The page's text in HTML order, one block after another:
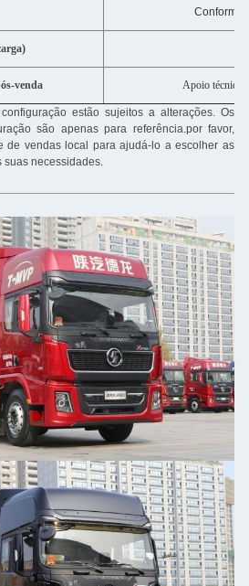
Conforme
venda Apoio técnico
estão sujeitos a alterações. Os
são apenas para referência.por favor,
de vendas local para ajudá-lo a escolher as
suas necessidades.